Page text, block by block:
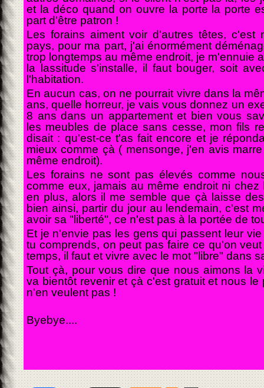
et la déco quand on ouvre la porte la porte
part d'être patron !
Les forains aiment voir d'autres têtes, c'est
pays, pour ma part, j'ai énormément
trop longtemps au même endroit, je m'ennuie
la lassitude s'installe, il faut bouger, soit
l'habitation.
En aucun cas, on ne pourrait vivre dans la
ans, quelle horreur, je vais vous donnez un
8 ans dans un appartement et bien vous
les meubles de place sans cesse, mon fils
disait : qu'est-ce t'as fait encore et je
mieux comme çà ( mensonge, j'en avis
même endroit).
Les forains ne sont pas élevés comme
comme eux, jamais au même endroit ni
en plus, alors il me semble que çà laisse
bien ainsi, partir du jour au lendemain, c'est
avoir sa "liberté", ce n'est pas à la portée de
Et je n'envie pas les gens qui passent leur
tu comprends, on peut pas faire ce qu'on
temps, il faut et vivre avec le mot "libre" dans
Tout çà, pour vous dire que nous aimons la
va bientôt revenir et çà c'est gratuit et nous
n'en veulent pas !
Byebye....